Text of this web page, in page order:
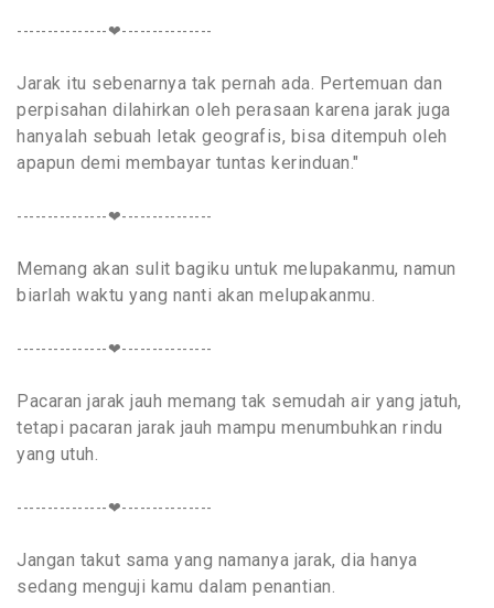
---------------❤---------------
Jarak itu sebenarnya tak pernah ada. Pertemuan dan
perpisahan dilahirkan oleh perasaan karena jarak juga
hanyalah sebuah letak geografis, bisa ditempuh oleh
apapun demi membayar tuntas kerinduan."
---------------❤---------------
Memang akan sulit bagiku untuk melupakanmu, namun
biarlah waktu yang nanti akan melupakanmu.
---------------❤---------------
Pacaran jarak jauh memang tak semudah air yang jatuh,
tetapi pacaran jarak jauh mampu menumbuhkan rindu
yang utuh.
---------------❤---------------
Jangan takut sama yang namanya jarak, dia hanya
sedang menguji kamu dalam penantian.